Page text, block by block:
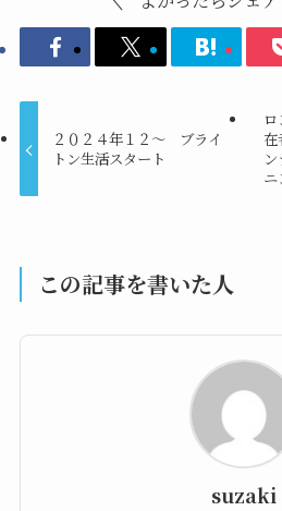
２０２４年１２～ ブライ
トン生活スタート
在
ニ
この記事を書いた人
suzaki